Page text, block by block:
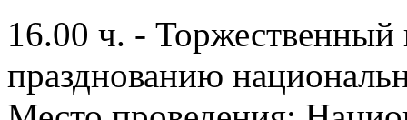
16.00 ч. -
празднованию